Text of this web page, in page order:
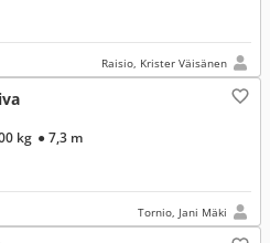
Raisio, Krister Väisänen
kg ● 7,3 m
Tornio, Jani Mäki